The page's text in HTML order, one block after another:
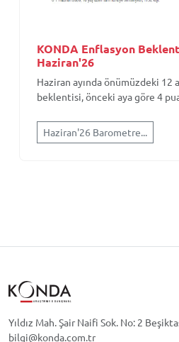
KONDA Enflasyon
Haziran'26
Haziran ayında önümüzdeki 12
beklentisi, önceki aya göre 4
Haziran'26 Barometre...
Yıldız Mah. Şair Naifi Sok. No: 2
bilgi@konda.com.tr